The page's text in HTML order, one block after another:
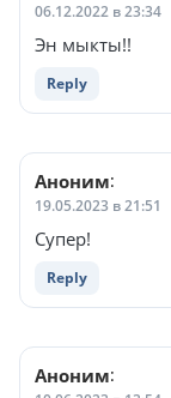
06.12.2022 в 23:34
Эн мыкты!!
Reply
Аноним:
19.05.2023 в 21:51
Супер!
Reply
Аноним: